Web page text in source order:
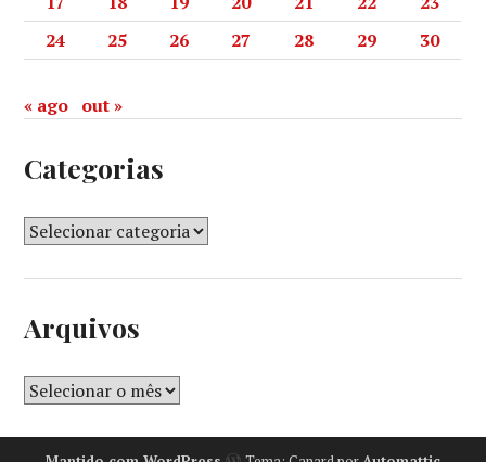
24
25 26 27 28 29 30
« ago out »
Categorias
Arquivos